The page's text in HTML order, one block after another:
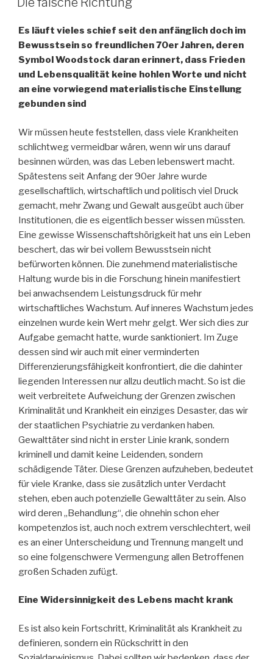
Es läuft vieles schief seit den anfänglich doch im
Bewusstsein so freundlichen 70er Jahren, deren
Symbol Woodstock daran erinnert, dass Frieden
und Lebensqualität keine hohlen Worte und nicht
an eine vorwiegend materialistische Einstellung
gebunden sind
Wir müssen heute feststellen, dass viele Krankheiten
schlichtweg vermeidbar wären, wenn wir uns darauf
besinnen würden, was das Leben lebenswert macht.
Spätestens seit Anfang der 90er Jahre wurde
gesellschaftlich, wirtschaftlich und politisch viel Druck
gemacht, mehr Zwang und Gewalt ausgeübt auch über
Institutionen, die es eigentlich besser wissen müssten.
Eine gewisse Wissenschaftshörigkeit hat uns ein Leben
beschert, das wir bei vollem Bewusstsein nicht
befürworten können. Die zunehmend materialistische
Haltung wurde bis in die Forschung hinein manifestiert
bei anwachsendem Leistungsdruck für mehr
wirtschaftliches Wachstum. Auf inneres Wachstum jedes
einzelnen wurde kein Wert mehr gelgt. Wer sich dies zur
Aufgabe gemacht hatte, wurde sanktioniert. Im Zuge
dessen sind wir auch mit einer verminderten
Differenzierungsfähigkeit konfrontiert, die die dahinter
liegenden Interessen nur allzu deutlich macht. So ist die
weit verbreitete Aufweichung der Grenzen zwischen
Kriminalität und Krankheit ein einziges Desaster, das wir
der staatlichen Psychiatrie zu verdanken haben.
Gewalttäter sind nicht in erster Linie krank, sondern
kriminell und damit keine Leidenden, sondern
schädigende Täter. Diese Grenzen aufzuheben, bedeutet
für viele Kranke, dass sie zusätzlich unter Verdacht
stehen, eben auch potenzielle Gewalttäter zu sein. Also
wird deren „Behandlung“, die ohnehin schon eher
kompetenzlos ist, auch noch extrem verschlechtert, weil
es an einer Unterscheidung und Trennung mangelt und
so eine folgenschwere Vermengung allen Betroffenen
großen Schaden zufügt.
Eine Widersinnigkeit des Lebens macht krank
Es ist also kein Fortschritt, Kriminalität als Krankheit zu
definieren, sondern ein Rückschritt in den